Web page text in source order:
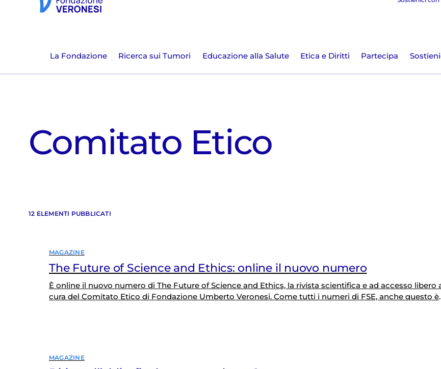
La Fondazione Ricerca sui Tumori Educazione alla Salute Etica e Diritti Partecipa
Comitato Etico
12 ELEMENTI PUBBLICATI
MAGAZINE
The Future of Science and Ethics: online il nuovo numero
È online il nuovo numero di The Future of Science and Ethics, la rivista scientifica e ad accesso libero
cura del Comitato Etico di Fondazione Umberto Veronesi. Come tutti i numeri di FSE, anche questo è
MAGAZINE